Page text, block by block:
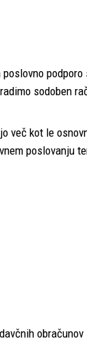
poslovno
sodoben
več kot le
poslovanju